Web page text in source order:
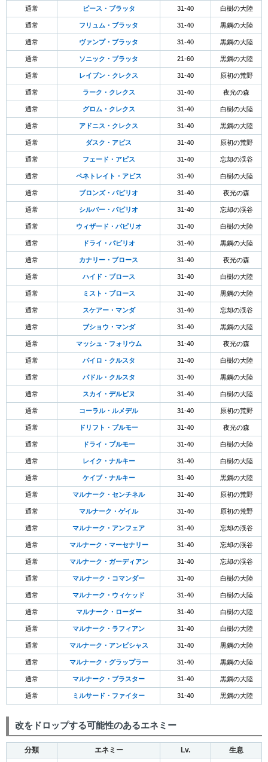
通常 ピース・ブラッタ 31-40 白樹の大陸
通常 フリュム・ブラッタ 31-40 黒鋼の大陸
通常 ヴァンプ・ブラッタ 31-40 黒鋼の大陸
通常 ソニック・ブラッタ 21-60 黒鋼の大陸
通常 レイブン・クレクス 31-40 原初の荒野
通常 ラーク・クレクス 31-40 夜光の森
通常 グロム・クレクス 31-40 白樹の大陸
通常 アドニス・クレクス 31-40 黒鋼の大陸
通常 ダスク・アピス 31-40 原初の荒野
通常 フェード・アピス 31-40 忘却の渓谷
通常 ペネトレイト・アピス 31-40 白樹の大陸
通常 ブロンズ・パピリオ 31-40 夜光の森
通常 シルバー・パピリオ 31-40 忘却の渓谷
通常 ウィザード・パピリオ 31-40 白樹の大陸
通常 ドライ・パピリオ 31-40 黒鋼の大陸
通常 カナリー・ブロース 31-40 夜光の森
通常 ハイド・ブロース 31-40 白樹の大陸
通常 ミスト・ブロース 31-40 黒鋼の大陸
通常 スケアー・マンダ 31-40 忘却の渓谷
通常 ブショウ・マンダ 31-40 黒鋼の大陸
通常 マッシュ・フォリウム 31-40 夜光の森
通常 パイロ・クルスタ 31-40 白樹の大陸
通常 パドル・クルスタ 31-40 黒鋼の大陸
通常 スカイ・デルピヌ 31-40 白樹の大陸
通常 コーラル・ルメデル 31-40 原初の荒野
通常 ドリフト・プルモー 31-40 夜光の森
通常 ドライ・プルモー 31-40 白樹の大陸
通常 レイク・ナルキー 31-40 白樹の大陸
通常 ケイブ・ナルキー 31-40 黒鋼の大陸
通常 マルナーク・センチネル 31-40 原初の荒野
通常 マルナーク・ゲイル 31-40 原初の荒野
通常 マルナーク・アンフェア 31-40 忘却の渓谷
通常 マルナーク・マーセナリー 31-40 忘却の渓谷
通常 マルナーク・ガーディアン 31-40 忘却の渓谷
通常 マルナーク・コマンダー 31-40 白樹の大陸
通常 マルナーク・ウィケッド 31-40 白樹の大陸
通常 マルナーク・ローダー 31-40 白樹の大陸
通常 マルナーク・ラフィアン 31-40 白樹の大陸
通常 マルナーク・アンビシャス 31-40 黒鋼の大陸
通常 マルナーク・グラップラー 31-40 黒鋼の大陸
通常 マルナーク・ブラスター 31-40 黒鋼の大陸
通常 ミルサード・ファイター 31-40 黒鋼の大陸
改をドロップする可能性のあるエネミー
分類 エネミー Lv. 生息